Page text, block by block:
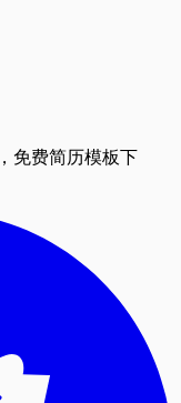
免费简历模板下